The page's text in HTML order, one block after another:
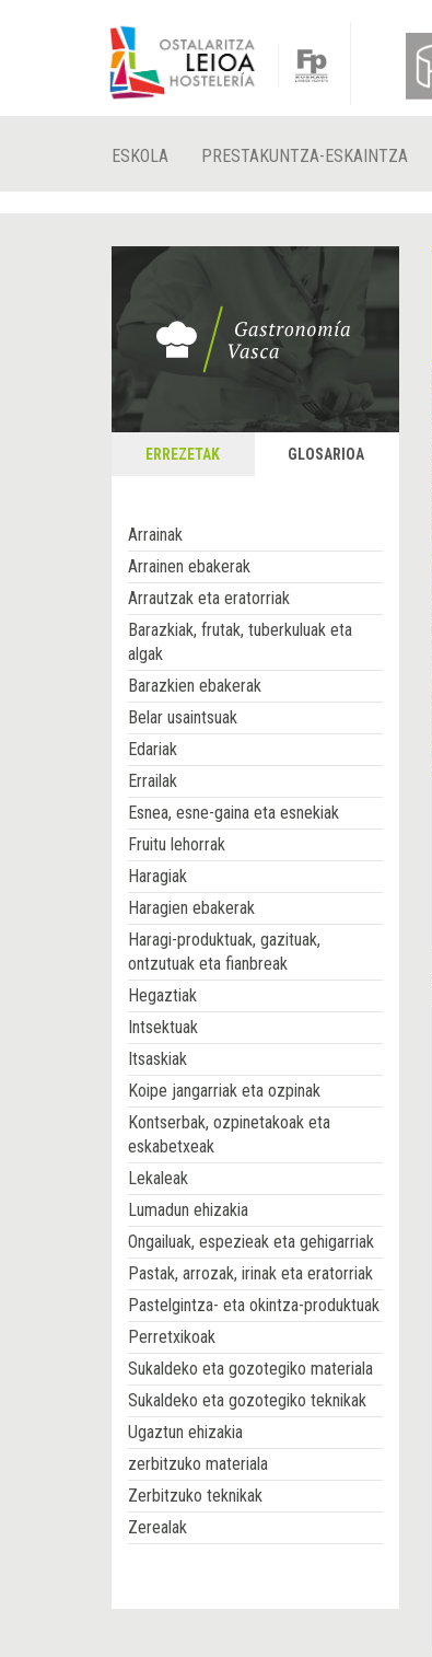
ESKOLA PRESTAKUNTZA-ESKAINTZA
ERREZETAK GLOSARIOA
Arrainak
Arrainen ebakerak
Arrautzak eta eratorriak
Barazkiak, frutak, tuberkuluak eta
algak
Barazkien ebakerak
Belar usaintsuak
Edariak
Errailak
Esnea, esne-gaina eta esnekiak
Fruitu lehorrak
Haragiak
Haragien ebakerak
Haragi-produktuak, gazituak,
ontzutuak eta fianbreak
Hegaztiak
Intsektuak
Itsaskiak
Koipe jangarriak eta ozpinak
Kontserbak, ozpinetakoak eta
eskabetxeak
Lekaleak
Lumadun ehizakia
Ongailuak, espezieak eta gehigarriak
Pastak, arrozak, irinak eta eratorriak
Pastelgintza- eta okintza-produktuak
Perretxikoak
Sukaldeko eta gozotegiko materiala
Sukaldeko eta gozotegiko teknikak
Ugaztun ehizakia
zerbitzuko materiala
Zerbitzuko teknikak
Zerealak